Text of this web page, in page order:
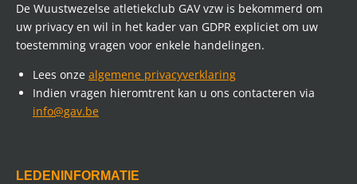
De Wuustwezelse atletiekclub GAV vzw is bekommerd om
uw privacy en wil in het kader van GDPR expliciet om uw
toestemming vragen voor enkele handelingen.
Lees onze algemene privacyverklaring
Indien vragen hieromtrent kan u ons contacteren via
info@gav.be
LEDENINFORMATIE